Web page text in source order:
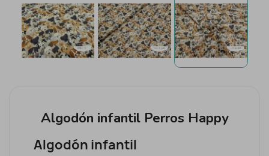
Algodón infantil Perros Happy
Algodón infantil